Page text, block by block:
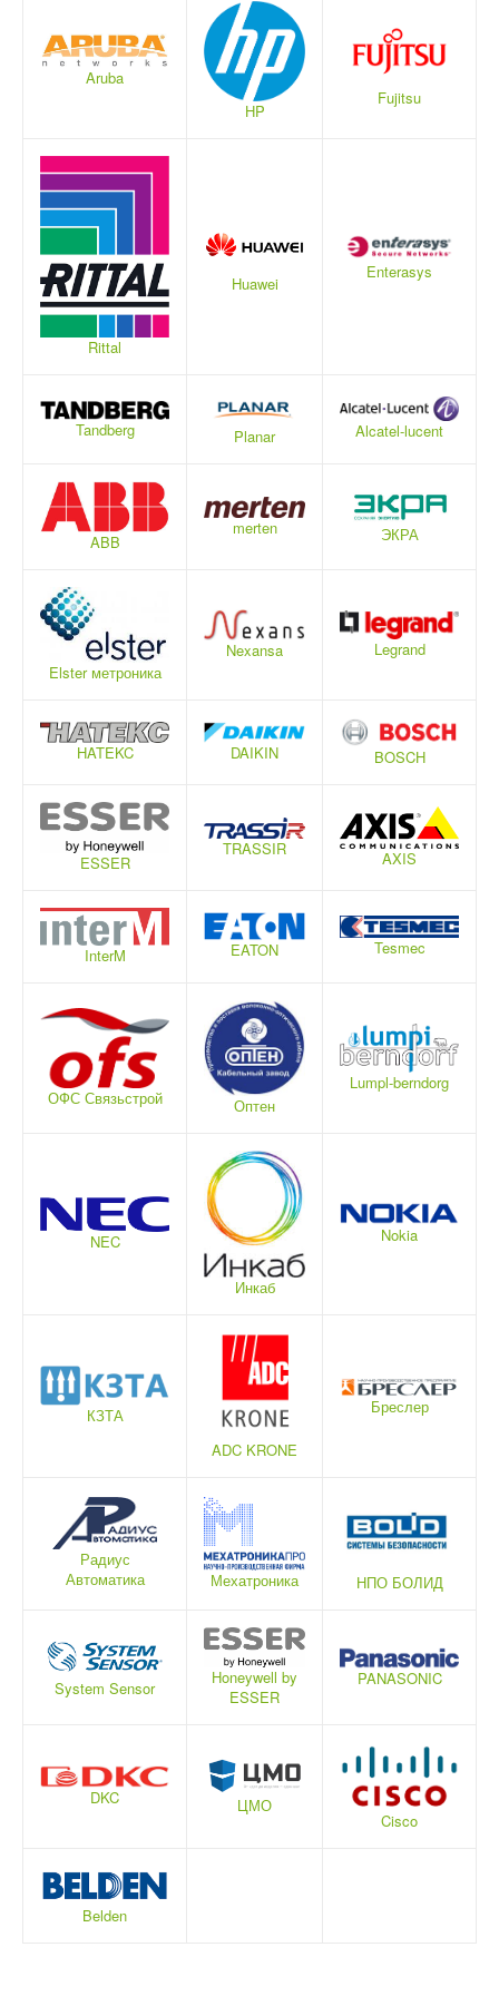
Aruba
HP
Fujitsu
Rittal
Huawei
Enterasys
Tandberg Planar Alcatel-lucent
ABB
merten ЭКРА
Elster метроника
Nexansa Legrand
HATEKC DAIKIN BOSCH
ESSER
TRASSIR AXIS
InterM EATON Tesmec
ОФС Связьстрой Оптен
Lumpl-berndorg
NEC
Инкаб
Nokia
КЗТА
ADC KRONE
Бреслер
Радиус
Автоматика
Мехатроника НПО БОЛИД
System Sensor
Honeywell by
ESSER
PANASONIC
DKC ЦМО
Cisco
Belden